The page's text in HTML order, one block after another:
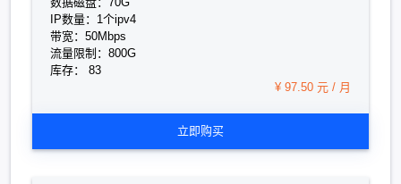
IP数量：1个ipv4
带宽：50Mbps
流量限制：800G
库存： 83
¥ 97.50 元 / 月
立即购买